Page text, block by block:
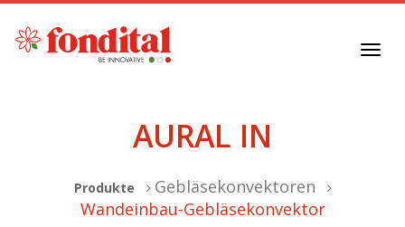
AURAL IN
Produkte
Gebläsekonvektoren
Wandeinbau-Gebläsekonvektor